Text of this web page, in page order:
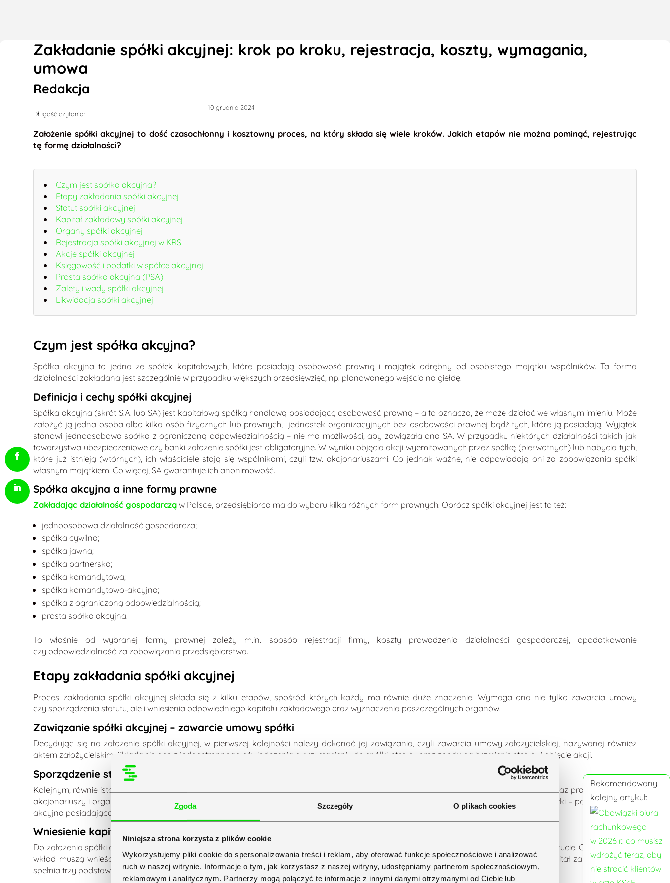
Zgoda Szczegóły O plikach cookies
Niniejsza strona korzysta z plików cookie
Wykorzystujemy pliki cookie do spersonalizowania treści i reklam, aby oferować funkcje społecznościowe i analizować
ruch w naszej witrynie. Informacje o tym, jak korzystasz z naszej witryny, udostępniamy partnerom społecznościowym,
reklamowym i analitycznym. Partnerzy mogą połączyć te informacje z innymi danymi otrzymanymi od Ciebie lub
Zakładanie spółki akcyjnej: krok po kroku, rejestracja, koszty, wymagania,
umowa
Redakcja
Długość czytania:
10 grudnia 2024
Założenie spółki akcyjnej to dość czasochłonny i kosztowny proces, na który składa się wiele kroków. Jakich etapów nie można pominąć, rejestrując
tę formę działalności?
Czym jest spółka akcyjna?
Etapy zakładania spółki akcyjnej
Statut spółki akcyjnej
Kapitał zakładowy spółki akcyjnej
Organy spółki akcyjnej
Rejestracja spółki akcyjnej w KRS
Akcje spółki akcyjnej
Księgowość i podatki w spółce akcyjnej
Prosta spółka akcyjna (PSA)
Zalety i wady spółki akcyjnej
Likwidacja spółki akcyjnej
Czym jest spółka akcyjna?
Spółka akcyjna to jedna ze spółek kapitałowych, które posiadają osobowość prawną i majątek odrębny od osobistego majątku wspólników. Ta forma
działalności zakładana jest szczególnie w przypadku większych przedsięwzięć, np. planowanego wejścia na giełdę.
Definicja i cechy spółki akcyjnej
Spółka akcyjna (skrót S.A. lub SA) jest kapitałową spółką handlową posiadającą osobowość prawną – a to oznacza, że może działać we własnym imieniu. Może
założyć ją jedna osoba albo kilka osób fizycznych lub prawnych, jednostek organizacyjnych bez osobowości prawnej bądź tych, które ją posiadają. Wyjątek
stanowi jednoosobowa spółka z ograniczoną odpowiedzialnością – nie ma możliwości, aby zawiązała ona SA. W przypadku niektórych działalności takich jak
towarzystwa ubezpieczeniowe czy banki założenie spółki jest obligatoryjne. W wyniku objęcia akcji wyemitowanych przez spółkę (pierwotnych) lub nabycia tych,
które już istnieją (wtórnych), ich właściciele stają się wspólnikami, czyli tzw. akcjonariuszami. Co jednak ważne, nie odpowiadają oni za zobowiązania spółki
własnym majątkiem. Co więcej, SA gwarantuje ich anonimowość.
Spółka akcyjna a inne formy prawne
Zakładając działalność gospodarcząw Polsce, przedsiębiorca ma do wyboru kilka różnych form prawnych. Oprócz spółki akcyjnej jest to też:
jednoosobowa działalność gospodarcza;
spółka cywilna;
spółka jawna;
spółka partnerska;
spółka komandytowa;
spółka komandytowo-akcyjna;
spółka z ograniczoną odpowiedzialnością;
prosta spółka akcyjna.
To właśnie od wybranej formy prawnej zależy m.in. sposób rejestracji firmy, koszty prowadzenia działalności gospodarczej, opodatkowanie
czy odpowiedzialność za zobowiązania przedsiębiorstwa.
Etapy zakładania spółki akcyjnej
Proces zakładania spółki akcyjnej składa się z kilku etapów, spośród których każdy ma równie duże znaczenie. Wymaga ona nie tylko zawarcia umowy
czy sporządzenia statutu, ale i wniesienia odpowiedniego kapitału zakładowego oraz wyznaczenia poszczególnych organów.
Zawiązanie spółki akcyjnej – zawarcie umowy spółki
Decydując się na założenie spółki akcyjnej, w pierwszej kolejności należy dokonać jej zawiązania, czyli zawarcia umowy założycielskiej, nazywanej również
aktem założycielskim. Składa się ona z jednostronnego oświadczenia o przystąpieniu do spółki, statutu oraz zgody na brzmienie statutu i objęcie akcji.
Sporządzenie statutu spółki akcyjnej
Kolejnym, równie istotnym krokiem jest sporządzenie i podpisanie statutu spółki akcyjnej. To podstawowy dokument regulujący obowiązki oraz prawa założycieli,
akcjonariuszy i organów danej spółki. Wszyscy założyciele spółki muszą złożyć na nim swój podpis. Wówczas ma miejsce zawiązanie spółki – powstaje spółka
akcyjna posiadająca zdolność prawną.
Wniesienie kapitału zakładowego
Do założenia spółki akcyjnej wymagany jest kapitał, czyli suma występujących w niej akcji. Jego wysokość powinna zostać określona w statucie. Co ważne, swój
wkład muszą wnieść wszyscy wspólnicy – to właśnie dzięki temu nie odpowiadają później za jej zobowiązania własnym majątkiem. Kapitał zakładowy w SA
spełnia trzy podstawowe funkcje:
Rekomendowany
kolejny artykuł: